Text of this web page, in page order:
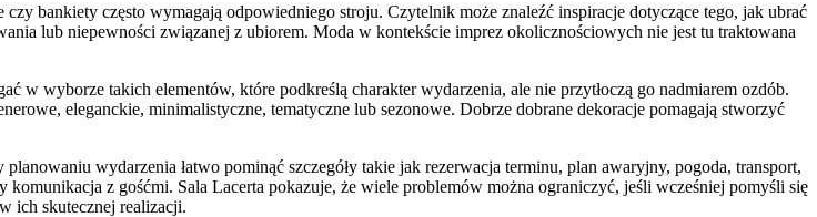
bankiety często wymagają odpowiedniego stroju. Czytelnik może znaleźć inspiracje dotyczące tego, jak ubrać
lub niepewności związanej z ubiorem. Moda w kontekście imprez okolicznościowych nie jest tu traktowana
w wyborze takich elementów, które podkreślą charakter wydarzenia, ale nie przytłoczą go nadmiarem ozdób.
eleganckie, minimalistyczne, tematyczne lub sezonowe. Dobrze dobrane dekoracje pomagają stworzyć
wydarzenia łatwo pominąć szczegóły takie jak rezerwacja terminu, plan awaryjny, pogoda, transport,
z gośćmi. Sala Lacerta pokazuje, że wiele problemów można ograniczyć, jeśli wcześniej pomyśli się
ich skutecznej realizacji.